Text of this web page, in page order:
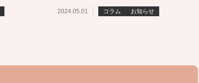
2024.05.01 コラム お知らせ